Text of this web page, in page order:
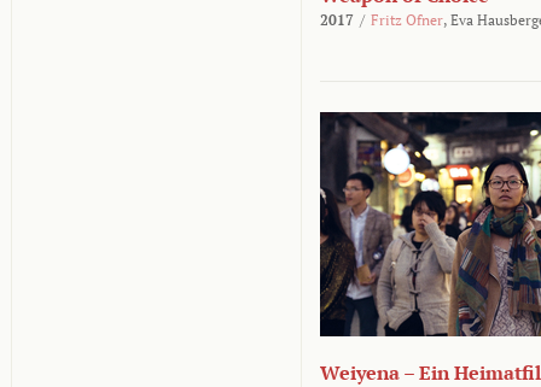
2017 / Fritz Ofner, Eva
Weiyena – Ein